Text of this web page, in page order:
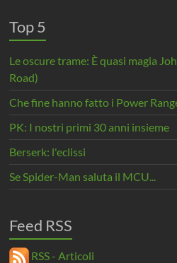
Top 5
Le oscure trame: È quasi magia
Road)
Che fine hanno fatto i Power
PK: I nostri primi 30 anni insieme
Berserk: l'eclissi
Se Spider-Man saluta il MCU...
Feed RSS
RSS - Articoli